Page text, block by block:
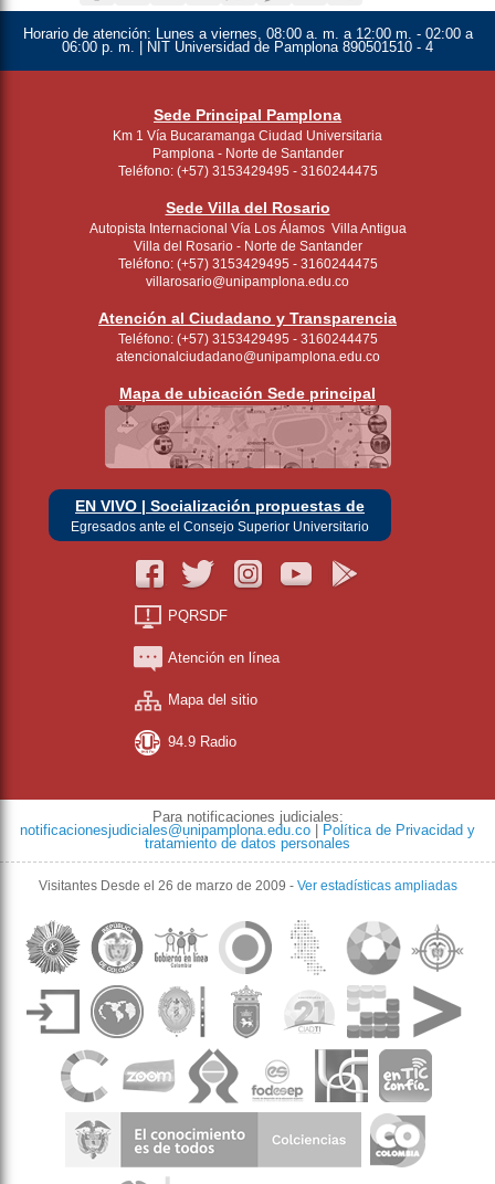
Horario de atención: Lunes a viernes, 08:00 a. m. a 12:00 m. - 02:00 a
06:00 p. m. | NIT Universidad de Pamplona 890501510 - 4
Sede Principal Pamplona
Km 1 Vía Bucaramanga Ciudad Universitaria
Pamplona - Norte de Santander
Teléfono: (+57) 3153429495 - 3160244475
Sede Villa del Rosario
Autopista Internacional Vía Los Álamos Villa Antigua
Villa del Rosario - Norte de Santander
Teléfono: (+57) 3153429495 - 3160244475
villarosario@unipamplona.edu.co
Atención al Ciudadano y Transparencia
Teléfono: (+57) 3153429495 - 3160244475
atencionalciudadano@unipamplona.edu.co
Mapa de ubicación Sede principal
EN VIVO | Socialización propuestas de
Egresados ante el Consejo Superior Universitario
PQRSDF
Atención en línea
Mapa del sitio
94.9 Radio
Para notificaciones judiciales:
notificacionesjudiciales@unipamplona.edu.co
Política de Privacidad y
tratamiento de datos personales
Visitantes Desde el 26 de marzo de 2009 - Ver estadísticas ampliadas